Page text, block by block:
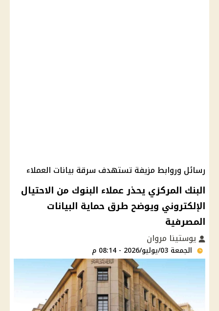
رسائل وروابط مزيفة تستهدف سرقة بيانات العملاء
البنك المركزي يحذر عملاء البنوك من الاحتيال
الإلكتروني ويوضح طرق حماية البيانات
المصرفية
يوستينا مروان
الجمعة 03/يوليو/2026 - 08:14 م